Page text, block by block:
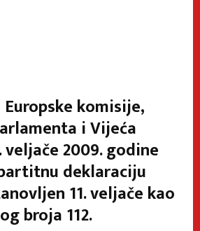
komisije,
i Vijeća
veljače 2009. godine
deklaraciju
11. veljače kao
broja 112.